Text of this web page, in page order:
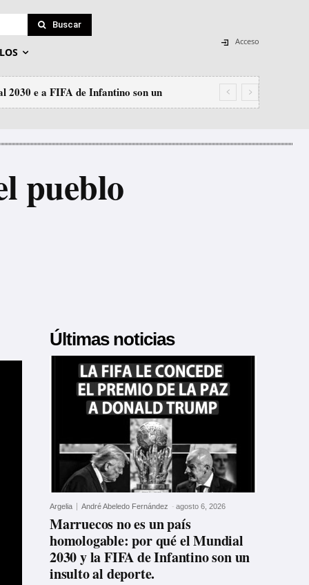
Buscar
Acceso
e a FIFA de Infantino son un
pueblo
Últimas noticias
Argelia André Abeledo Fernández - agosto 6, 2026
Marruecos no es un país
homologable: por qué el Mundial
2030 y la FIFA de Infantino son un
insulto al deporte.